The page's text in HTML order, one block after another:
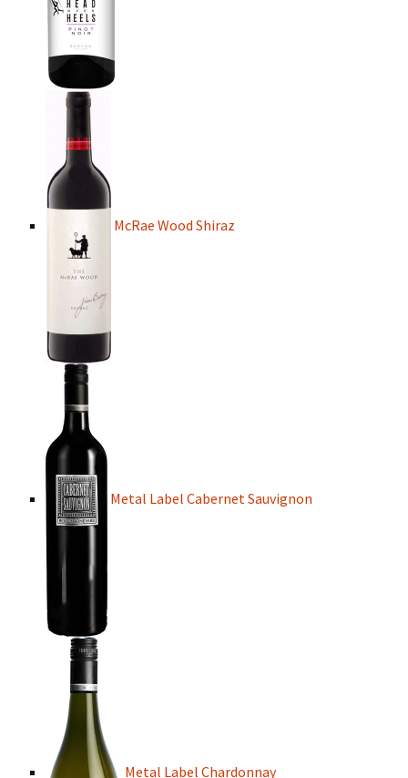
McRae Wood Shiraz
Metal Label Cabernet Sauvignon
Metal Label Chardonnay